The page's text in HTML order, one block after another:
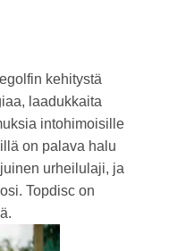
kehitystä
laadukkaita
intohimoisille
on palava halu
urheilulaji, ja
Topdisc on